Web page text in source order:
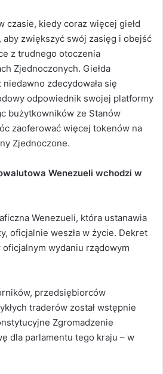
czasie, kiedy coraz więcej giełd
aby zwiększyć swój zasięg i obejść
z trudnego otoczenia
Zjednoczonych. Giełda
zdecydowała się
odpowiednik swojej platformy
bużytkowników ze Stanów
zaoferować więcej tokenów na
Zjednoczone.
Wenezueli wchodzi w
Wenezueli, która ustanawia
oficjalnie weszła w życie. Dekret
oficjalnym wydaniu rządowym
przedsiębiorców
traderów został wstępnie
Zgromadzenie
dla parlamentu tego kraju – w